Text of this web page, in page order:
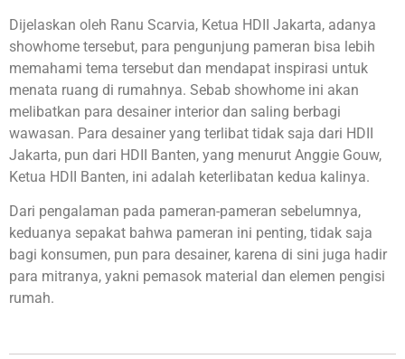
Dijelaskan oleh Ranu Scarvia, Ketua HDII Jakarta, adanya
showhome tersebut, para pengunjung pameran bisa lebih
memahami tema tersebut dan mendapat inspirasi untuk
menata ruang di rumahnya. Sebab showhome ini akan
melibatkan para desainer interior dan saling berbagi
wawasan. Para desainer yang terlibat tidak saja dari HDII
Jakarta, pun dari HDII Banten, yang menurut Anggie Gouw,
Ketua HDII Banten, ini adalah keterlibatan kedua kalinya.
Dari pengalaman pada pameran-pameran sebelumnya,
keduanya sepakat bahwa pameran ini penting, tidak saja
bagi konsumen, pun para desainer, karena di sini juga hadir
para mitranya, yakni pemasok material dan elemen pengisi
rumah.